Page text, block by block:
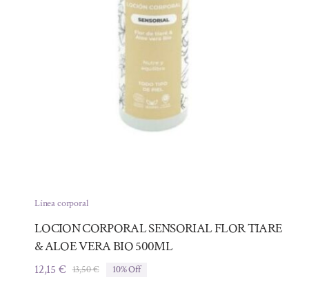
Línea corporal
LOCION CORPORAL SENSORIAL FLOR TIARE
& ALOE VERA BIO 500ML
13,50€El
12,15 €
El
10% Off